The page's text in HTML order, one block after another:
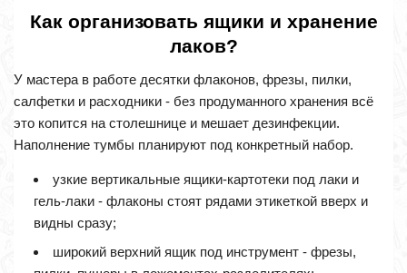
Как организовать ящики и хранение
лаков?
У мастера в работе десятки флаконов, фрезы, пилки,
салфетки и расходники - без продуманного хранения всё
это копится на столешнице и мешает дезинфекции.
Наполнение тумбы планируют под конкретный набор.
узкие вертикальные ящики-картотеки под лаки и
гель-лаки - флаконы стоят рядами этикеткой вверх и
видны сразу;
широкий верхний ящик под инструмент - фрезы,